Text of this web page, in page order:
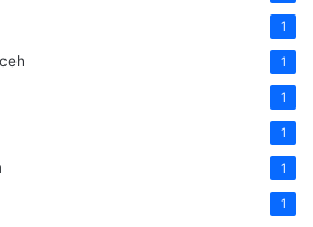
1
1
1
1
1
1